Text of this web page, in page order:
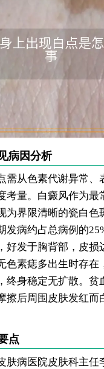
病因分析
需从色素代谢异常、
考量。白癜风作为最
为界限清晰的瓷白色
发病约占总病例的
好发于胸背部，皮损
色素痣多出生时存在
终身稳定无扩散。贫
擦后周围皮肤发红而
点
肤病医院皮肤科主任